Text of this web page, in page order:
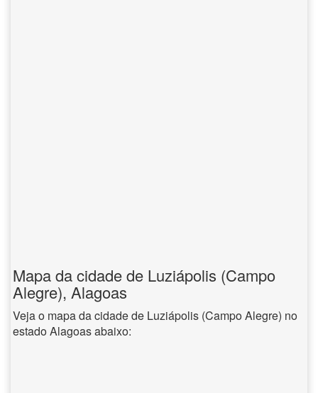
Mapa da cidade de Luziápolis (Campo
Alegre), Alagoas
Veja o mapa da cidade de Luziápolis (Campo Alegre) no
estado Alagoas abaixo: